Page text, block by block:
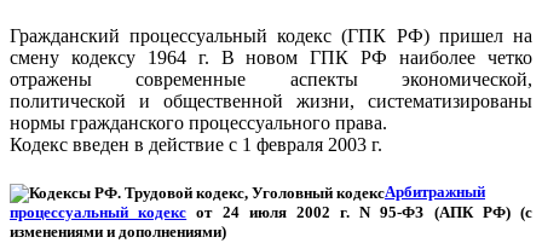
Гражданский процессуальный кодекс (ГПК РФ) пришел на
смену кодексу 1964 г. В новом ГПК РФ наиболее четко
отражены современные аспекты экономической,
политической и общественной жизни, систематизированы
нормы гражданского процессуального права.
Кодекс введен в действие с 1 февраля 2003 г.
Арбитражный
процессуальный кодекс от 24 июля 2002 г. N 95-ФЗ (АПК РФ) (с
изменениями и дополнениями)